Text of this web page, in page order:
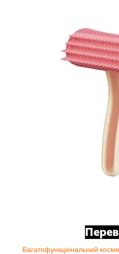
Багатофункціональний